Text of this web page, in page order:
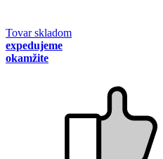
Tovar skladom
expedujeme
okamžite